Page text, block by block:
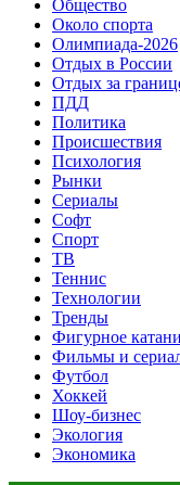
Общество
Около спорта
Олимпиада-2026
Отдых в России
Отдых за
ПДД
Политика
Происшествия
Психология
Рынки
Сериалы
Софт
Спорт
ТВ
Теннис
Технологии
Тренды
Фигурное
Фильмы и
Футбол
Хоккей
Шоу-бизнес
Экология
Экономика